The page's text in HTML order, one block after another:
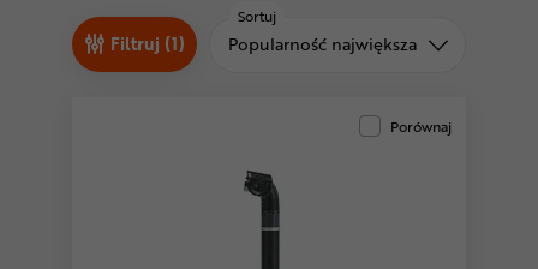
Odżywki
Filtruj (1)
Sortuj
Sortuj od
Popularność największa
Porównaj